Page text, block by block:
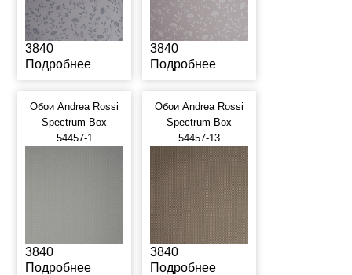
3840
Подробнее
3840
Подробнее
Обои Andrea Rossi
Spectrum Box
54457-1
3840
Подробнее
Обои Andrea Rossi
Spectrum Box
54457-13
3840
Подробнее